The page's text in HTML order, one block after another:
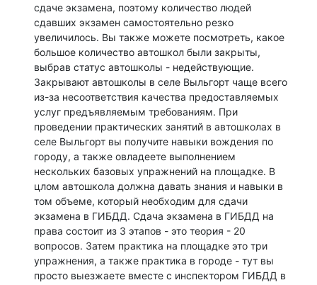
сдаче экзамена, поэтому количество людей
сдавших экзамен самостоятельно резко
увеличилось. Вы также можете посмотреть, какое
большое количество автошкол были закрыты,
выбрав статус автошколы - недействующие.
Закрывают автошколы в селе Выльгорт чаще всего
из-за несоответствия качества предоставляемых
услуг предъявляемым требованиям. При
проведении практических занятий в автошколах в
селе Выльгорт вы получите навыки вождения по
городу, а также овладеете выполнением
нескольких базовых упражнений на площадке. В
цлом автошкола должна давать знания и навыки в
том объеме, который необходим для сдачи
экзамена в ГИБДД. Сдача экзамена в ГИБДД на
права состоит из 3 этапов - это теория - 20
вопросов. Затем практика на площадке это три
упражнения, а также практика в городе - тут вы
просто выезжаете вместе с инспектором ГИБДД в